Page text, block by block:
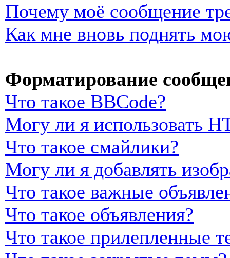
Почему моё сообщение
Как мне вновь поднять
Форматирование
Что такое BBCode?
Могу ли я использовать
Что такое смайлики?
Могу ли я добавлять
Что такое важные
Что такое объявления?
Что такое прилепленные